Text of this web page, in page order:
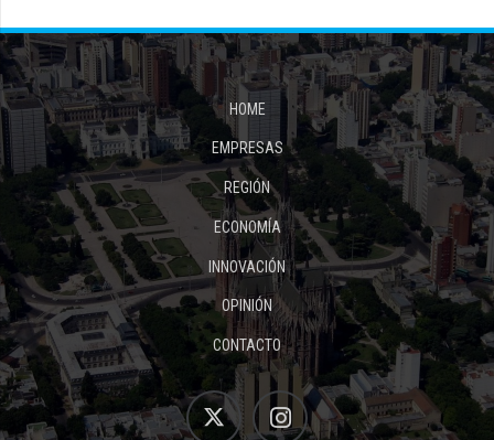
HOME
EMPRESAS
REGIÓN
ECONOMÍA
INNOVACIÓN
OPINIÓN
CONTACTO